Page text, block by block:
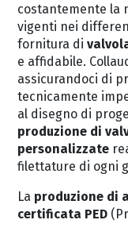
costantemente la
vigenti nei
fornitura di
e affidabile.
assicurandoci di
tecnicamente
al disegno di
produzione di
personalizzate
filettature di ogni
La produzione di
certificata PED